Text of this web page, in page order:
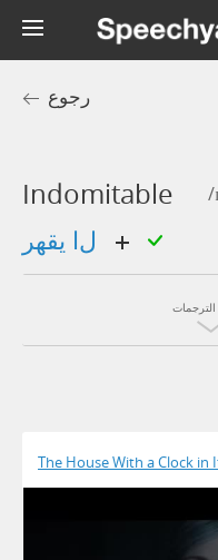
رجوع
Indomitable /
The House With a Clock